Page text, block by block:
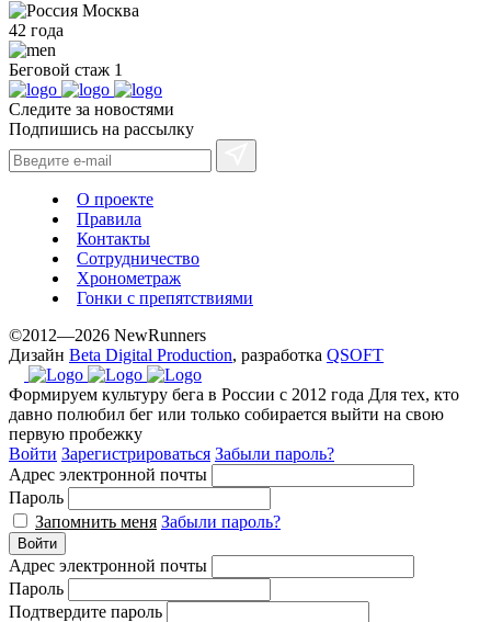
Москва
42 года
Беговой стаж 1
Следите за новостями
Подпишись на рассылку
О проекте
Правила
Контакты
Сотрудничество
Хронометраж
Гонки с препятствиями
©2012—2026 NewRunners
Дизайн Beta Digital Production, разработка QSOFT
Формируем культуру бега в России с 2012 года Для тех, кто
давно полюбил бег или только собирается выйти на свою
первую пробежку
Войти Зарегистрироваться Забыли пароль?
Адрес электронной почты
Пароль
Запомнить меня Забыли пароль?
Войти
Адрес электронной почты
Пароль
Подтвердите пароль